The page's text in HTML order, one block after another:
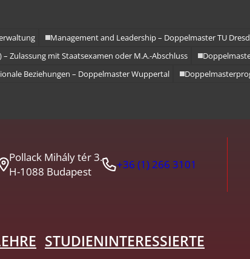
Management and Leadership – Doppelmaster TU
Zulassung mit Staatsexamen oder M.A.-Abschluss
Beziehungen – Doppelmaster Wuppertal
Pollack Mihály tér 3.
H-1088 Budapest
+36 (1) 266 3101
STUDIENINTERESSIERTE